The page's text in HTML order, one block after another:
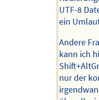
UTF-8
ein
Andere
kann ich
nur der